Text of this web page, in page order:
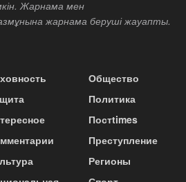
Жарнама мен
жарнама беруші жауапты.
Общество
Политика
Постtimes
Преступление
Регионы